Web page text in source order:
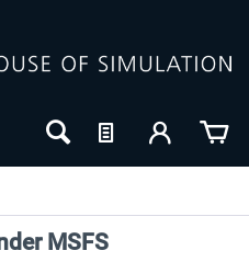
MSFS